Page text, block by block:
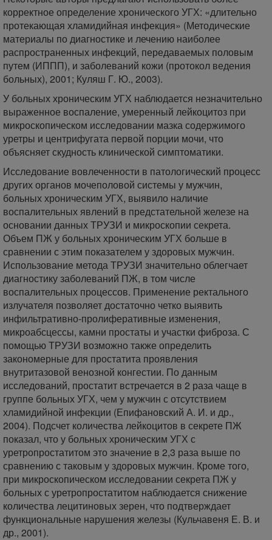
корректное определение хронического УГХ: «длительно
протекающая хламидийная инфекция» (Методические
материалы по диагностике и лечению наиболее
распространенных инфекций, передаваемых половым
путем (ИППП), и заболеваний кожи (протокол ведения
больных), 2001; Куляш Г. Ю., 2003).
У больных хроническим УГХ наблюдается незначительно
выраженное воспаление, умеренный лейкоцитоз при
микроскопическом исследовании мазка содержимого
уретры и центрифугата первой порции мочи, что
объясняет скудность клинической симптоматики.
Исследование вовлеченности в патологический процесс
других органов мочеполовой системы у мужчин,
больных хроническим УГХ, выявило наличие
воспалительных явлений в предстательной железе на
основании данных ТРУЗИ и микроскопии секрета.
Объем ПЖ у больных хроническим УГХ больше в
сравнении с этим показателем у здоровых мужчин.
Использование метода ТРУЗИ значительно облегчает
диагностику заболеваний ПЖ, в том числе
воспалительных процессов. Применение ректального
излучателя позволяет достаточно четко выявить
инфильтративно-пролиферативные изменения,
микроабсцессы, камни простаты и участки фиброза. С
помощью ТРУЗИ возможно также определить
закономерные для простатита проявления
внутритазовой венозной конгестии. По данным
исследований, простатит встречается в 2 раза чаще в
группе больных УГХ, чем у мужчин с отсутствием
хламидийной инфекции (Епифановский А. И. и др.,
2004). Подсчет количества лейкоцитов в секрете ПЖ
показал, что у больных хроническим УГХ с
уретропростатитом это значение в 2,3 раза выше по
сравнению с таковым у здоровых мужчин. Кроме того,
при микроскопическом исследовании секрета ПЖ у
больных с уретропростатитом наблюдается снижение
количества лецитиновых зерен, что подтверждает
функциональные нарушения железы (Кульчавеня Е. В. и
др., 2001).